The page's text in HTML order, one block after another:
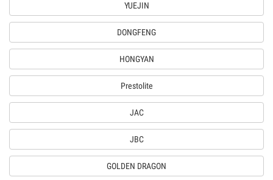
YUEJIN
DONGFENG
HONGYAN
Prestolite
JAC
JBC
GOLDEN DRAGON